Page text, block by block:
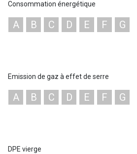
Consommation énergétique
A B C D E F G
Emission de gaz à effet de serre
A B C D E F G
DPE vierge